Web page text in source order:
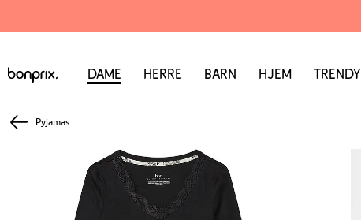
Dame Herre Barn Hjem Trendy
Pyjamas